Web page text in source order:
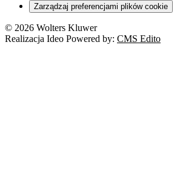
Zarządzaj preferencjami plików cookie
© 2026 Wolters Kluwer
Realizacja Ideo Powered by: CMS Edito